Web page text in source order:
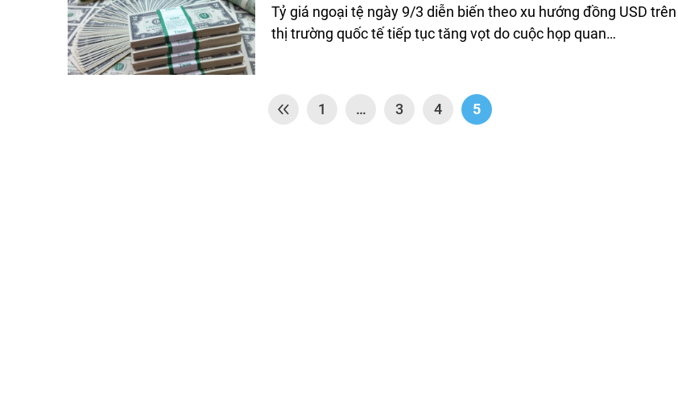
Tỷ giá ngoại tệ ngày 9/3 diễn biến theo xu hướng đồng USD trên
thị trường quốc tế tiếp tục tăng vọt do cuộc họp quan…
1 … 3 4 5